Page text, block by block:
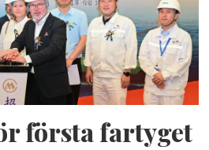
första fartyget